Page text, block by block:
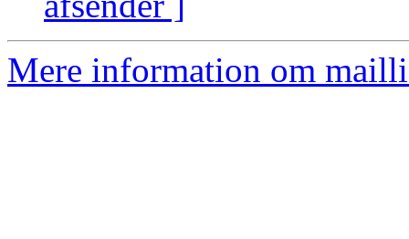
Mere information om